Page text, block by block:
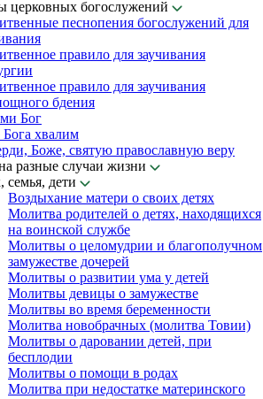
церковных богослужений
песнопения богослужений для
правило для заучивания
правило для заучивания
бдения
Бог
Бога хвалим
Боже, святую православную веру
разные случаи жизни
семья, дети
Воздыхание матери о своих детях
Молитва родителей о детях, находящихся
на воинской службе
Молитвы о целомудрии и благополучном
замужестве дочерей
Молитвы о развитии ума у детей
Молитвы девицы о замужестве
Молитвы во время беременности
Молитва новобрачных (молитва Товии)
Молитвы о даровании детей, при
бесплодии
Молитвы о помощи в родах
Молитва при недостатке материнского